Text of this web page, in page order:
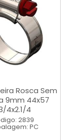
Rosca Sem
9mm 44x57
4x2.1/4
2839
PC